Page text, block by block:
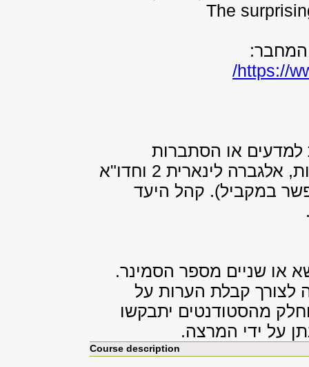
The
המחבר:
https://
/
או הסתברות
למתמטיקאים. הקורסים מבוא להסתברות, אלגברה לינארית 2 וחדו"א
מוקדם נדרש (את חדו"א 3 אפשר במקביל). קהל היעד
או שניים מספר הסמינר.
לצורך קבלת הערות על
מהסטודנטים יתבקשו
על ידי המרצה.
Course description